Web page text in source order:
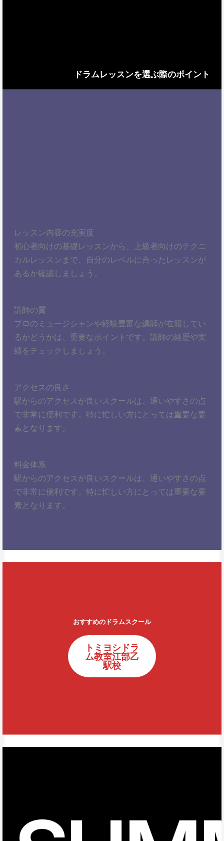
ドラムレッスンを選ぶ際のポイント
レッスン内容の充実度
初心者向けの基礎レッスンから、上級者向けのテクニ
カルレッスンまで、自分のレベルに合ったレッスンが
あるか確認しましょう。
講師の質
プロのミュージシャンや経験豊富な講師が在籍してい
るかどうかは、重要なポイントです。講師の経歴や実
績をチェックしましょう。
アクセスの良さ
駅からのアクセスが良いスクールは、通いやすさの点
で非常に便利です。特に忙しい方にとっては重要な要
素となります。
料金体系
駅からのアクセスが良いスクールは、通いやすさの点
で非常に便利です。特に忙しい方にとっては重要な要
素となります。
おすすめのドラムスクール
トミヨシドラ
ム教室江部乙
駅校